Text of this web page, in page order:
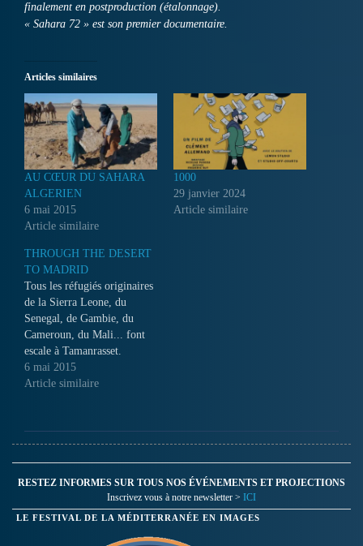
finalement en postproduction (étalonnage).
« Sahara 72 » est son premier documentaire.
Articles similaires
AU CŒUR DU SAHARA
ALGERIEN
6 mai 2015
Article similaire
1000
29 janvier 2024
Article similaire
THROUGH THE DESERT
TO MADRID
Tous les réfugiés originaires
de la Sierra Leone, du
Senegal, de Gambie, du
Cameroun, du Mali... font
escale à Tamanrasset.
Jacques et Paul-Marie
viennent (à pied) du
kilomètres plus au nord.
Leur voyage est pour eux
une aventure...
6 mai 2015
Article similaire
RESTEZ INFORMES SUR TOUS NOS ÉVÉNEMENTS ET PROJECTIONS
Inscrivez vous à notre newsletter > ICI
LE FESTIVAL DE LA MÉDITERRANÉE EN IMAGES